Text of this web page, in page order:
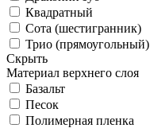
Квадратный
Сота (шестигранник)
Трио (прямоугольный)
Скрыть
Материал верхнего слоя
Базальт
Песок
Полимерная пленка